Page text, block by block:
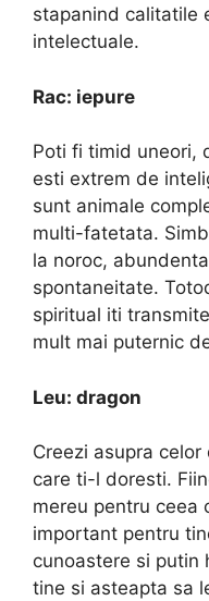
stapanind calitatile
intelectuale.
Rac: iepure
Poti fi timid uneori,
esti extrem de
sunt animale
multi-fatetata.
la noroc,
spontaneitate.
spiritual iti
mult mai puternic
Leu: dragon
Creezi asupra
care ti-l doresti.
mereu pentru ceea
important pentru
cunoastere si putin
tine si asteapta sa